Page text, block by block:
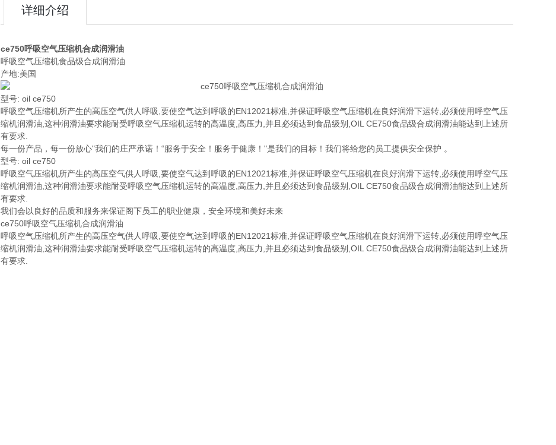
详细介绍
ce750呼吸空气压缩机合成润滑油
呼吸空气压缩机食品级合成润滑油
产地:美国
型号: oil ce750
呼吸空气压缩机所产生的高压空气供人呼吸,要使空气达到呼吸的EN12021标准,并保证呼吸空气压缩机在良好润滑下运转,必须使用呼空气压
缩机润滑油,这种润滑油要求能耐受呼吸空气压缩机运转的高温度,高压力,并且必须达到食品级别,OIL CE750食品级合成润滑油能达到上述所
有要求.
每一份产品，每一份放心"我们的庄严承诺！“服务于安全！服务于健康！"是我们的目标！我们将给您的员工提供安全保护 。
型号: oil ce750
呼吸空气压缩机所产生的高压空气供人呼吸,要使空气达到呼吸的EN12021标准,并保证呼吸空气压缩机在良好润滑下运转,必须使用呼空气压
缩机润滑油,这种润滑油要求能耐受呼吸空气压缩机运转的高温度,高压力,并且必须达到食品级别,OIL CE750食品级合成润滑油能达到上述所
有要求.
我们会以良好的品质和服务来保证阁下员工的职业健康，安全环境和美好未来
ce750呼吸空气压缩机合成润滑油
呼吸空气压缩机所产生的高压空气供人呼吸,要使空气达到呼吸的EN12021标准,并保证呼吸空气压缩机在良好润滑下运转,必须使用呼空气压
缩机润滑油,这种润滑油要求能耐受呼吸空气压缩机运转的高温度,高压力,并且必须达到食品级别,OIL CE750食品级合成润滑油能达到上述所
有要求.